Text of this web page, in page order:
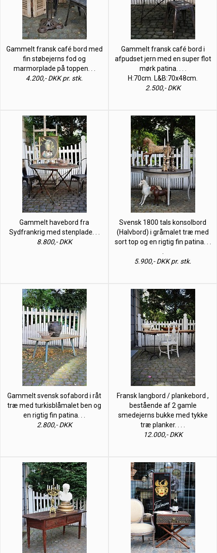
Gammelt fransk café bord med
fin støbejerns fod og
marmorplade på toppen. . .
4.200,- DKK pr. stk.
Gammelt fransk café bord i
afpudset jern med en super flot
mørk patina. . . .
H:70cm. L&B:70x48cm.
2.500,- DKK
Gammelt havebord fra
Sydfrankrig med stenplade. . .
8.800,- DKK
Svensk 1800 tals konsolbord
(Halvbord) i gråmalet træ med
sort top og en rigtig fin patina. . .
5.900,- DKK pr. stk.
Gammelt svensk sofabord i råt
træ med turkisblåmalet ben og
en rigtig fin patina. . .
2.800,- DKK
Fransk langbord / plankebord ,
bestående af 2 gamle
smedejerns bukke med tykke
træ planker. . . .
12.000,- DKK